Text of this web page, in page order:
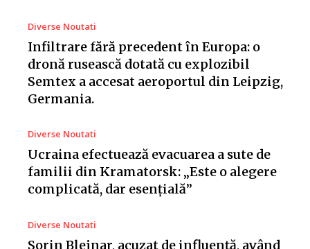
Diverse Noutati
Infiltrare fără precedent în Europa: o
dronă rusească dotată cu explozibil
Semtex a accesat aeroportul din Leipzig,
Germania.
Diverse Noutati
Ucraina efectuează evacuarea a sute de
familii din Kramatorsk: „Este o alegere
complicată, dar esențială”
Diverse Noutati
Sorin Blejnar, acuzat de influență, având